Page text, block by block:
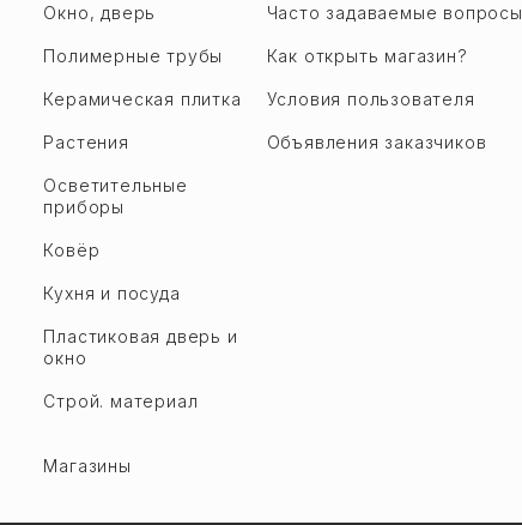
Окно, дверь
Полимерные трубы
Керамическая плитка
Растения
Осветительные
приборы
Ковёр
Кухня и посуда
Пластиковая дверь и
окно
Строй. материал
Магазины
Часто задаваемые вопросы
Как открыть магазин?
Условия пользователя
Объявления заказчиков